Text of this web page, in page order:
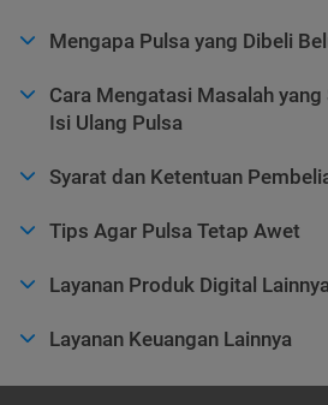
Mengapa Pulsa yang Dibeli
Cara Mengatasi Masalah yang
Isi Ulang Pulsa
Syarat dan Ketentuan
Tips Agar Pulsa Tetap Awet
Layanan Produk Digital Lainnya
Layanan Keuangan Lainnya